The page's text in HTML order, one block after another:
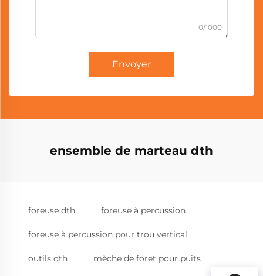
0/1000
Envoyer
ensemble de marteau dth
foreuse dth foreuse à percussion
foreuse à percussion pour trou vertical
outils dth mèche de foret pour puits